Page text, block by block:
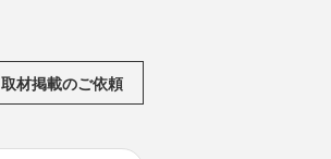
取材掲載のご依頼